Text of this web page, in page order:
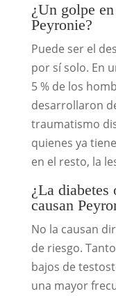
¿Un golpe
Peyronie?
Puede ser el
por sí solo. En
5 % de los
desarrollaron
traumatismo
quienes ya
en el resto, la
¿La diabetes
causan
No la causan
de riesgo.
bajos de
una mayor